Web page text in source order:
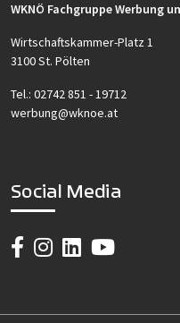
WKNÖ Fachgruppe Werbung
Wirtschaftskammer-Platz 1
3100 St. Pölten
Tel.: 02742 851 - 19712
werbung@wknoe.at
Social Media